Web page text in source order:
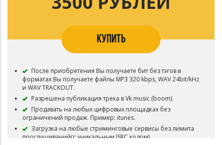
КУПИТЬ
После приобретения Вы получаете бит без тэгов в
форматах Вы получаете файлы MP3 320 kbps, WAV 24bit/kHz
и WAV TRACKOUT.
Разрешена публикация трека в Vk music (boom).
Продавать на любых цифровых площадках без
ограничений продаж. Пример: itunes.
Загрузка на любые стриминговые сервисы без лимита
прослушиваний(с уникальным ISRC кодом).